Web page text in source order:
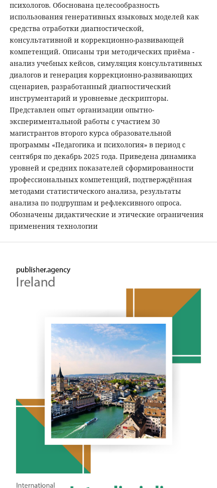
психологов. Обоснована целесообразность
использования генеративных языковых моделей как
средства отработки диагностической,
консультативной и коррекционно-развивающей
компетенций. Описаны три методических приёма -
анализ учебных кейсов, симуляция консультативных
диалогов и генерация коррекционно-развивающих
сценариев, разработанный диагностический
инструментарий и уровневые дескрипторы.
Представлен опыт организации опытно-
экспериментальной работы с участием 30
магистрантов второго курса образовательной
программы «Педагогика и психология» в период с
сентября по декабрь 2025 года. Приведена динамика
уровней и средних показателей сформированности
профессиональных компетенций, подтверждённая
методами статистического анализа, результаты
анализа по подгруппам и рефлексивного опроса.
Обозначены дидактические и этические ограничения
применения технологии